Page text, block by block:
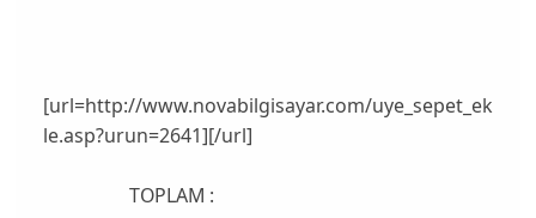
[url=http://www.novabilgisayar.com/uye_sepet_ek
le.asp?urun=2641][/url]
TOPLAM :